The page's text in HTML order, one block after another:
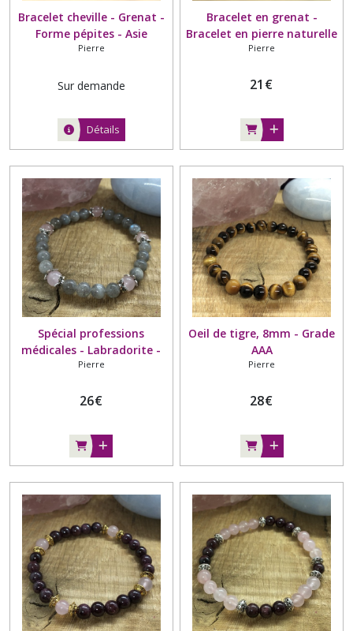
Bracelet cheville - Grenat -
Forme pépites - Asie
Pierre
Sur demande
Détails
Bracelet en grenat -
Bracelet en pierre naturelle
- Grade AA - Forme nuggets
chaînette
Pierre
21 €
Spécial professions
médicales - Labradorite -
Quartz rose - 6mm
Pierre
26€
Oeil de tigre, 8mm - Grade
AAA
Pierre
28€